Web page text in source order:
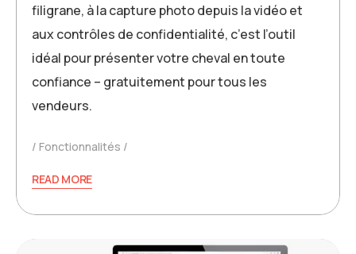
filigrane, à la capture photo depuis la vidéo et
aux contrôles de confidentialité, c’est l’outil
idéal pour présenter votre cheval en toute
confiance – gratuitement pour tous les
vendeurs.
Fonctionnalités
READ MORE